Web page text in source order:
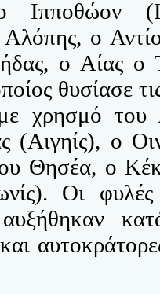
ο Ιπποθώον
ο
ο Αίας ο
θυσίασε
χρησμό του
(Αιγηίς), ο
Θησέα, ο
Οι